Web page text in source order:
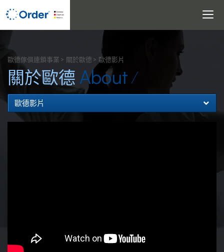
Toggle
歐德傢俱連鎖事業 關於歐德 歐德影片
關於歐德 About
歐德影片